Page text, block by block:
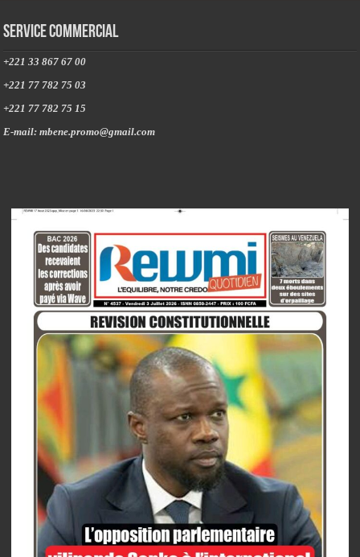
Service commercial
+221 33 867 67 00
+221 77 782 75 03
+221 77 782 75 15
E-mail: mbene.promo@gmail.com